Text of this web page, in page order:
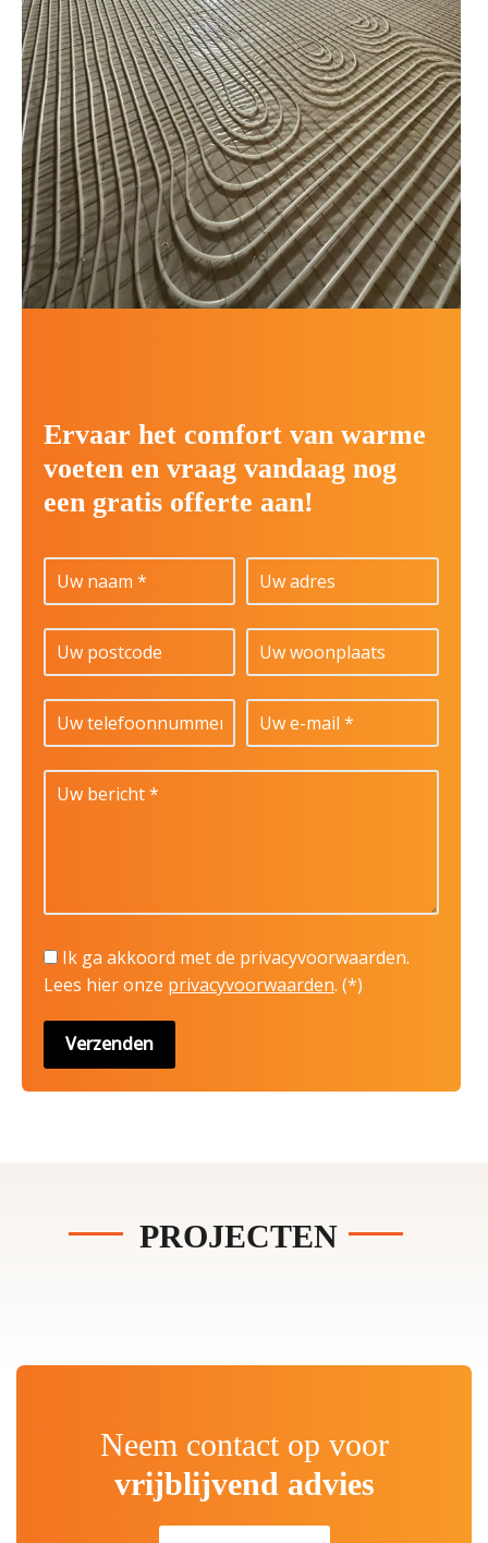
Ervaar het comfort van warme
voeten en vraag vandaag nog
een gratis offerte aan!
Ik ga akkoord met de privacyvoorwaarden.
Lees hier onze privacyvoorwaarden. (*)
PROJECTEN
Neem contact op voor
vrijblijvend advies